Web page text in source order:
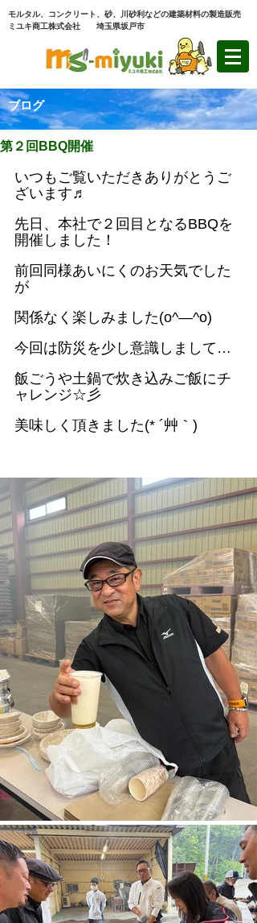
モルタル、コンクリート、砂、川砂利などの建築材料の製造販売
ミユキ商工株式会社 埼玉県坂戸市
ブログ
第２回BBQ開催
いつもご覧いただきありがとうご
ざいます♬
先日、本社で２回目となるBBQを
開催しました！
前回同様あいにくのお天気でした
が
関係なく楽しみました(o^―^o)
今回は防災を少し意識しまして…
飯ごうや土鍋で炊き込みご飯にチ
ャレンジ☆彡
美味しく頂きました(* ´艸｀)